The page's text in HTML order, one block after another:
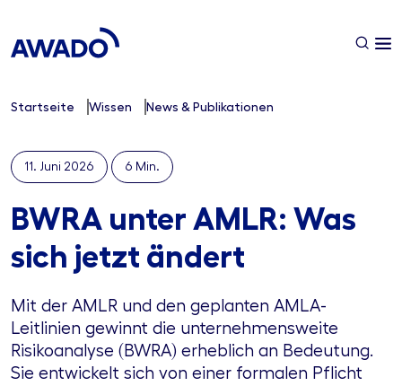
Startseite Wissen News & Publikationen
11. Juni 2026 6 Min.
BWRA unter AMLR: Was
sich jetzt ändert
Mit der AMLR und den geplanten AMLA-
Leitlinien gewinnt die unternehmensweite
Risikoanalyse (BWRA) erheblich an Bedeutung.
Sie entwickelt sich von einer formalen Pflicht